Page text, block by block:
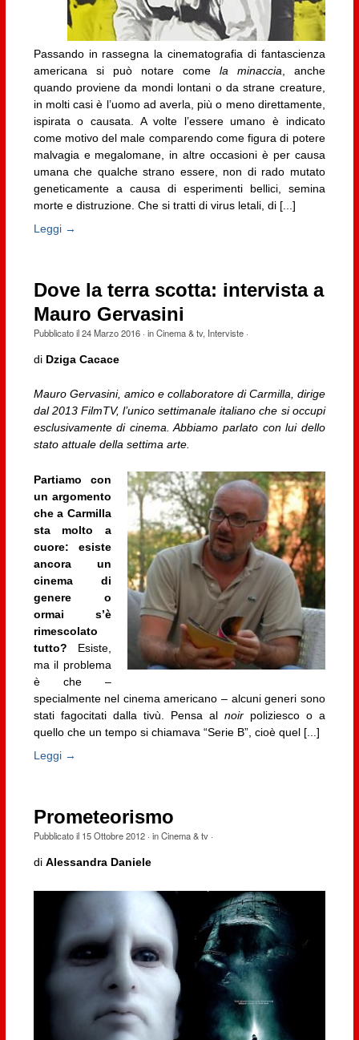
Passando in rassegna la cinematografia di fantascienza
americana si può notare come la minaccia , anche
quando proviene da mondi lontani o da strane creature,
in molti casi è l’uomo ad averla, più o meno direttamente,
ispirata o causata. A volte l’essere umano è indicato
come motivo del male comparendo come figura di potere
malvagia e megalomane, in altre occasioni è per causa
umana che qualche strano essere, non di rado mutato
geneticamente a causa di esperimenti bellici, semina
morte e distruzione. Che si tratti di virus letali, di [...]
Leggi →
Dove la terra scotta: intervista a
Mauro Gervasini
Pubblicato il24 Marzo 2016· inCinema & tv, Interviste·
di Dziga Cacace
Mauro Gervasini, amico e collaboratore di Carmilla, dirige
dal 2013 FilmTV, l’unico settimanale italiano che si occupi
esclusivamente di cinema. Abbiamo parlato con lui dello
stato attuale della settima arte.
Partiamo con
un argomento
che a Carmilla
sta molto a
cuore: esiste
ancora un
cinema di
genere o
ormai s’è
rimescolato
tutto? Esiste,
ma il problema
è che –
specialmente nel cinema americano – alcuni generi sono
stati fagocitati dalla tivù. Pensa al noirpoliziesco o a
quello che un tempo si chiamava “Serie B”, cioè quel [...]
Leggi →
Prometeorismo
Pubblicato il 15 Ottobre 2012· inCinema & tv·
di Alessandra Daniele